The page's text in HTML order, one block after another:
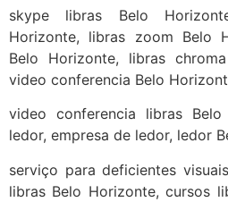
skype libras Belo
Horizonte, libras zoom Belo
Belo Horizonte, libras
video conferencia Belo
video conferencia libras Belo
ledor, empresa de ledor, ledor
serviço para deficientes
libras Belo Horizonte, cursos